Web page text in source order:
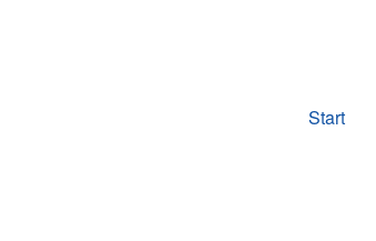
Start